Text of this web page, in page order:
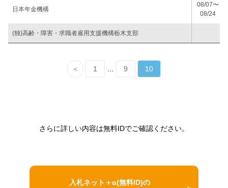
日本年金機構
08/07〜
08/24
(独)高齢・障害・求職者雇用支援機構栃木支部
＜ 1 9 10
さらに詳しい内容は無料IDでご確認ください。
入札ネット＋α(無料ID)の